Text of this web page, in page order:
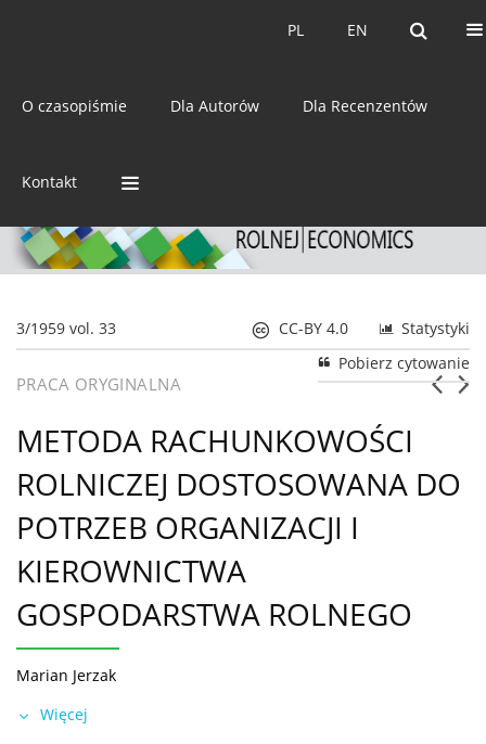
EN
PL EN
PL
O czasopiśmie Dla Autorów Dla Recenzentów
Kontakt
ISSN: 0044-1600
3/1959 vol. 33 Statystyki
CC-BY 4.0
Pobierz cytowanie
PRACA ORYGINALNA
METODA RACHUNKOWOŚCI
ROLNICZEJ DOSTOSOWANA DO
POTRZEB ORGANIZACJI I
KIEROWNICTWA
GOSPODARSTWA ROLNEGO
Marian Jerzak
Więcej